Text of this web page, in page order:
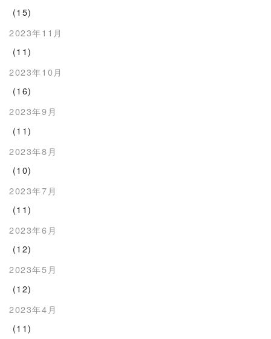
(15)
2023年11月
(11)
2023年10月
(16)
2023年9月
(11)
2023年8月
(10)
2023年7月
(11)
2023年6月
(12)
2023年5月
(12)
2023年4月
(11)